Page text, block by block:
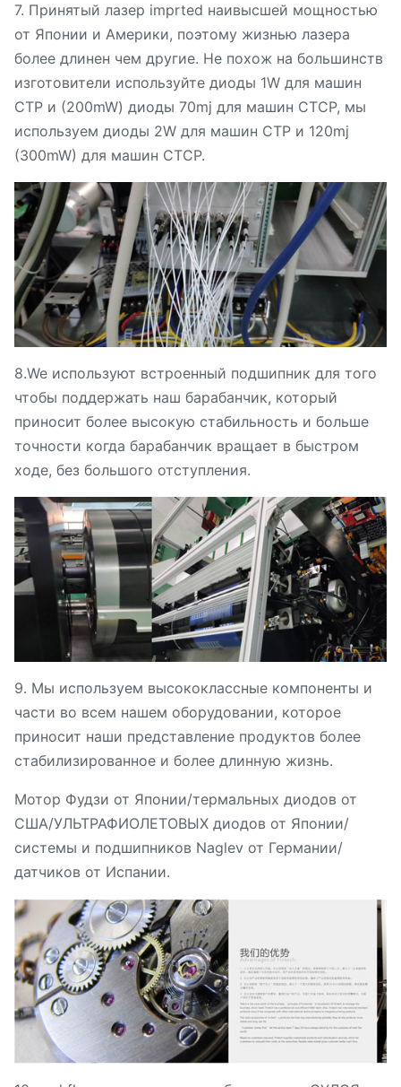
7. Принятый лазер imprted наивысшей мощностью
от Японии и Америки, поэтому жизнью лазера
более длинен чем другие. Не похож на большинств
изготовители используйте диоды 1W для машин
CTP и (200mW) диоды 70mj для машин CTCP, мы
используем диоды 2W для машин CTP и 120mj
(300mW) для машин CTCP.
8.We используют встроенный подшипник для того
чтобы поддержать наш барабанчик, который
приносит более высокую стабильность и больше
точности когда барабанчик вращает в быстром
ходе, без большого отступления.
9. Мы используем высококлассные компоненты и
части во всем нашем оборудовании, которое
приносит наши представление продуктов более
стабилизированное и более длинную жизнь.
Мотор Фудзи от Японии/термальных диодов от
США/УЛЬТРАФИОЛЕТОВЫХ диодов от Японии/
системы и подшипников Naglev от Германии/
датчиков от Испании.